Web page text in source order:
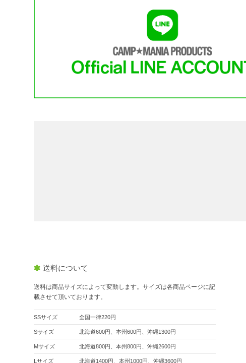
送料について
送料は商品サイズによって変動します。サイズは各商品ページに記
載させて頂いております。
SSサイズ 全国一律220円
Sサイズ 北海道600円、本州600円、沖縄1300円
Mサイズ 北海道800円、本州800円、沖縄2600円
Lサイズ 北海道1400円、本州1000円、沖縄3600円